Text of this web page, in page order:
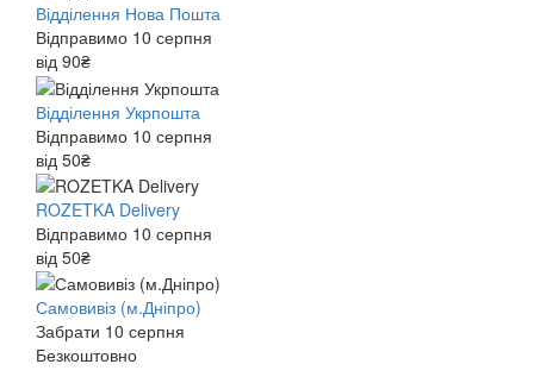
Відділення Нова Пошта
Відправимо 10 серпня
від 90₴
Відділення Укрпошта
Відправимо 10 серпня
від 50₴
ROZETKA Delivery
Відправимо 10 серпня
від 50₴
Самовивіз (м.Дніпро)
Забрати 10 серпня
Безкоштовно